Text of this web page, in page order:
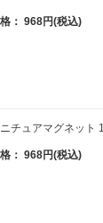
： 968円(税込)
ニチュアマグネット
： 968円(税込)